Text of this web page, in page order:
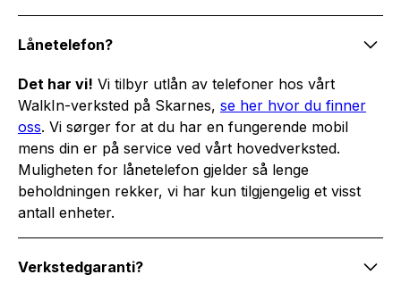
Lånetelefon?
Det har vi! Vi tilbyr utlån av telefoner hos vårt
WalkIn-verksted på Skarnes, se her hvor du finner
oss. Vi sørger for at du har en fungerende mobil
mens din er på service ved vårt hovedverksted.
Muligheten for lånetelefon gjelder så lenge
beholdningen rekker, vi har kun tilgjengelig et visst
antall enheter.
Verkstedgaranti?